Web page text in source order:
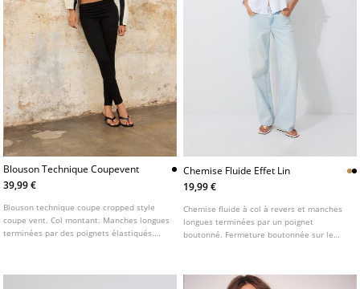
Blouson Technique Coupevent
39,99 €
Blouson technique coupe cropped style
coupe vent. Col montant. Manches longues
terminées par des poignets élastiqués.
Chemise Fluide Effet Lin
19,99 €
Chemise fluide à col à revers et manches
longues terminées par un poignet
boutonné. Fermeture boutonnée sur le